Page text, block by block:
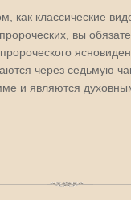
как классические
вы
через седьмую
и являются